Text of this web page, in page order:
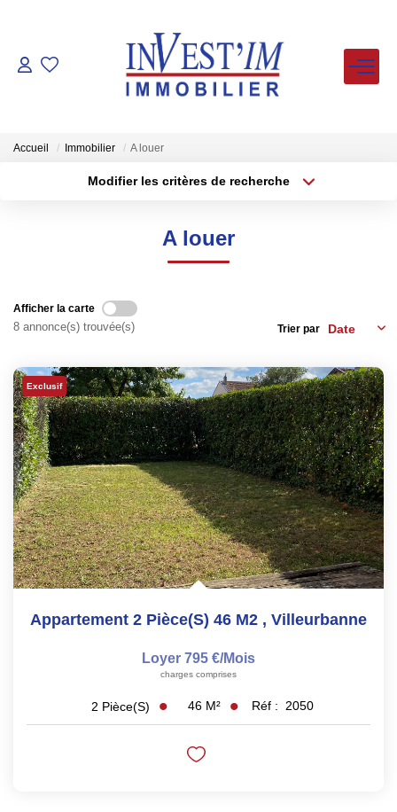
ACHETER
ESTIMER
Les Agences
Actualités
Contact
NOUS REJOINDRE
Accueil Immobilier A louer
Modifier les critères de recherche
A louer
Afficher la carte
8 annonce(s) trouvée(s) Trier par
Exclusif
Appartement 2 Pièce(s) 46 M2 , Villeurbanne
Loyer 795 €/mois
charges comprises
2 Pièce(s) 46 M² Réf : 2050